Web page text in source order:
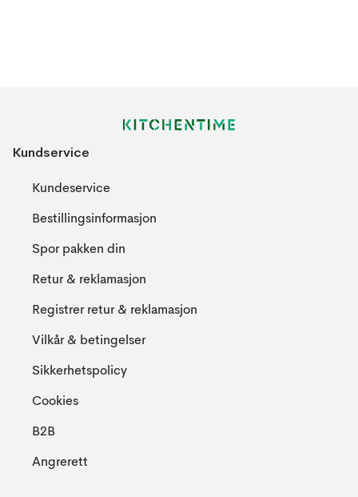
Kundservice
Kundeservice
Bestillingsinformasjon
Spor pakken din
Retur & reklamasjon
Registrer retur & reklamasjon
Vilkår & betingelser
Sikkerhetspolicy
Cookies
B2B
Angrerett